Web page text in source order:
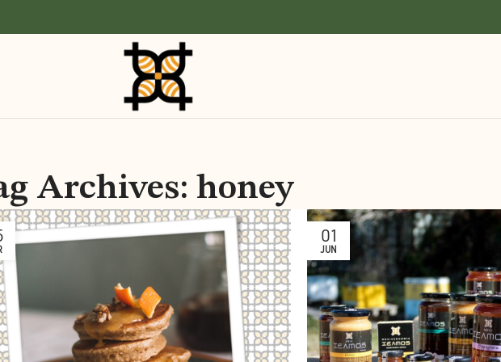
Archives: honey
01
JUN